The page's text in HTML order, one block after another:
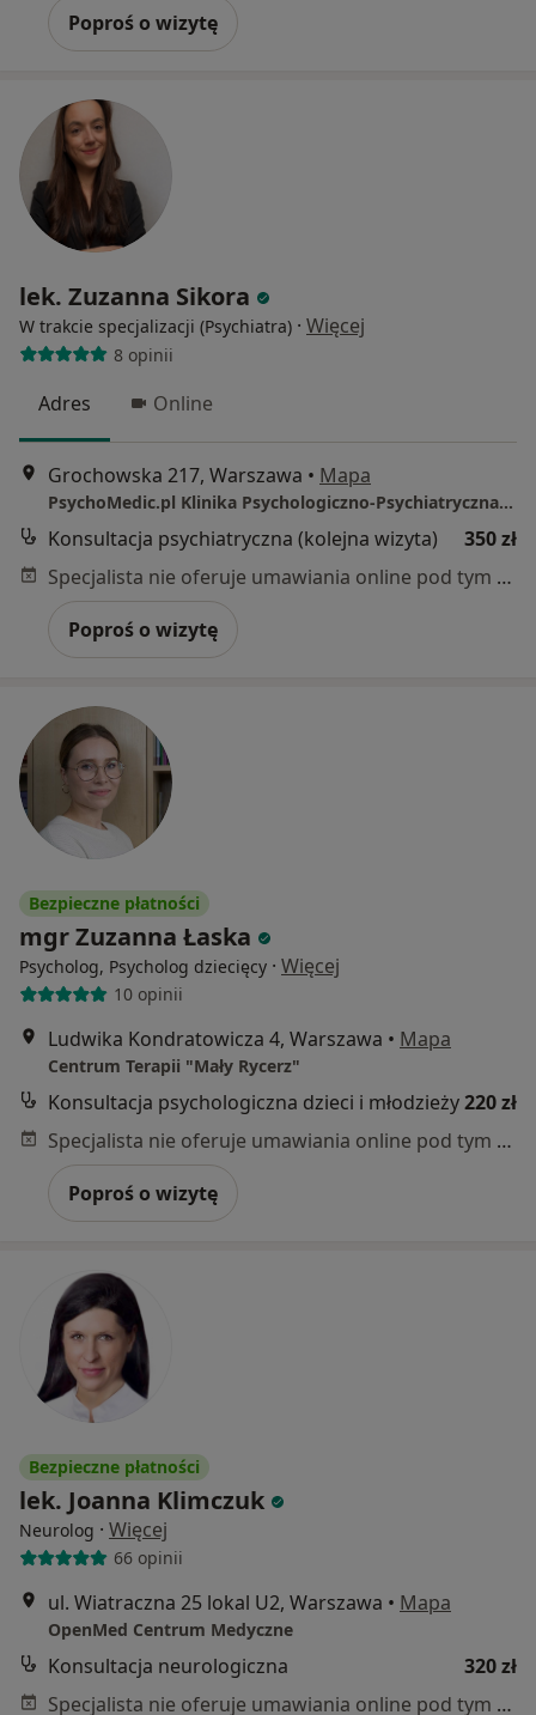
Poproś o wizytę
lek. Zuzanna Sikora
W trakcie specjalizacji (Psychiatra) · Więcej
8 opinii
Adres Online
Grochowska 217, Warszawa • Mapa
PsychoMedic.pl Klinika Psychologiczno-Psychiatryczna Warszawa ul. Grochowska 217 (Rondo Wiatraczna)
Konsultacja psychiatryczna (kolejna wizyta)
350 zł
Specjalista nie oferuje umawiania online pod tym adresem.
Poproś o wizytę
Bezpieczne płatności
mgr Zuzanna Łaska
Psycholog, Psycholog dziecięcy · Więcej
10 opinii
Ludwika Kondratowicza 4, Warszawa • Mapa
Centrum Terapii "Mały Rycerz"
Konsultacja psychologiczna dzieci i młodzieży220 zł
Specjalista nie oferuje umawiania online pod tym adresem.
Poproś o wizytę
Bezpieczne płatności
lek. Joanna Klimczuk
Neurolog · Więcej
66 opinii
ul. Wiatraczna 25 lokal U2, Warszawa • Mapa
OpenMed Centrum Medyczne
Konsultacja neurologiczna
320 zł
Specjalista nie oferuje umawiania online pod tym adresem.